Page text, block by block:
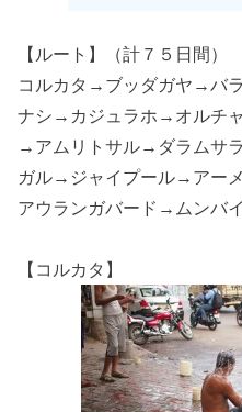
【ルート】（計７５日間）
コルカタ→ブッダガヤ→バ
ナシ→カジュラホ→オルチ
→アムリトサル→ダラムサ
ガル→ジャイプール→アー
アウランガバード→ムンバ
【コルカタ】